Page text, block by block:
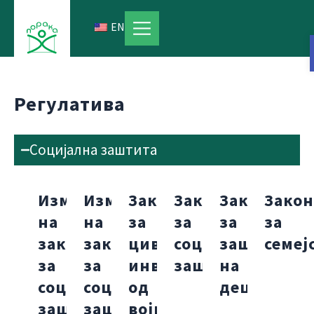
content
EN
Регулатива
Социјална заштита
Измени
на
закон
за
социјална
заштита
Измени
на
закон
за
социјална
заштита
Закон
за
цивилните
инвалиди
од
војната
Закон
за
социјална
заштита
Закон
за
заштита
на
деца
Закон
за